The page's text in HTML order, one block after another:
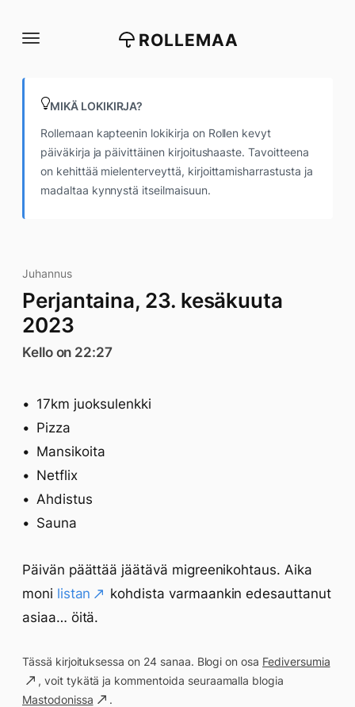
suoraan
ROLLEMAA
MIKÄ LOKIKIRJA?
Rollemaan kapteenin lokikirja on Rollen kevyt
päiväkirja ja päivittäinen kirjoitushaaste. Tavoitteena
on kehittää mielenterveyttä, kirjoittamisharrastusta ja
madaltaa kynnystä itseilmaisuun.
Juhannus
Perjantaina, 23. kesäkuuta
2023
Kello on 22:27
17km juoksulenkki
Pizza
Mansikoita
Netflix
Ahdistus
Sauna
Päivän päättää jäätävä migreenikohtaus. Aika
moni listan
kohdista varmaankin edesauttanut
asiaa… öitä.
Tässä kirjoituksessa on 24 sanaa. Blogi on osa Fediversumia
, voit tykätä ja kommentoida seuraamalla blogia
Mastodonissa
.